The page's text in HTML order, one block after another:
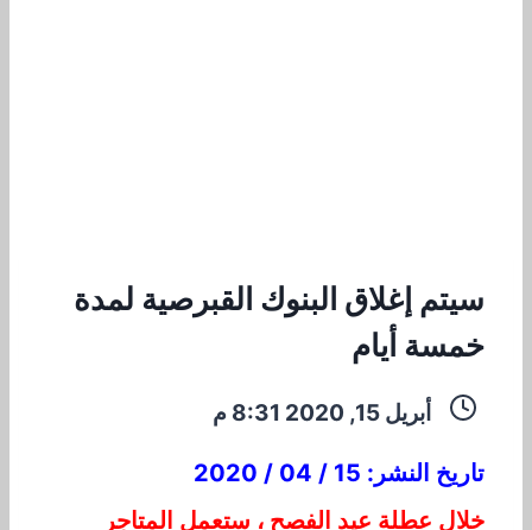
سيتم إغلاق البنوك القبرصية لمدة
خمسة أيام
أبريل 15, 2020 8:31 م
تاريخ النشر: 15 / 04 / 2020
خلال عطلة عيد الفصح ، ستعمل المتاجر